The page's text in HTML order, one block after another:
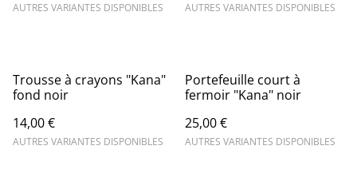
AUTRES VARIANTES DISPONIBLES AUTRES VARIANTES DISPONIBLES
Trousse à crayons "Kana"
fond noir
14,00 €
AUTRES VARIANTES DISPONIBLES
Portefeuille court à
fermoir "Kana" noir
25,00 €
AUTRES VARIANTES DISPONIBLES